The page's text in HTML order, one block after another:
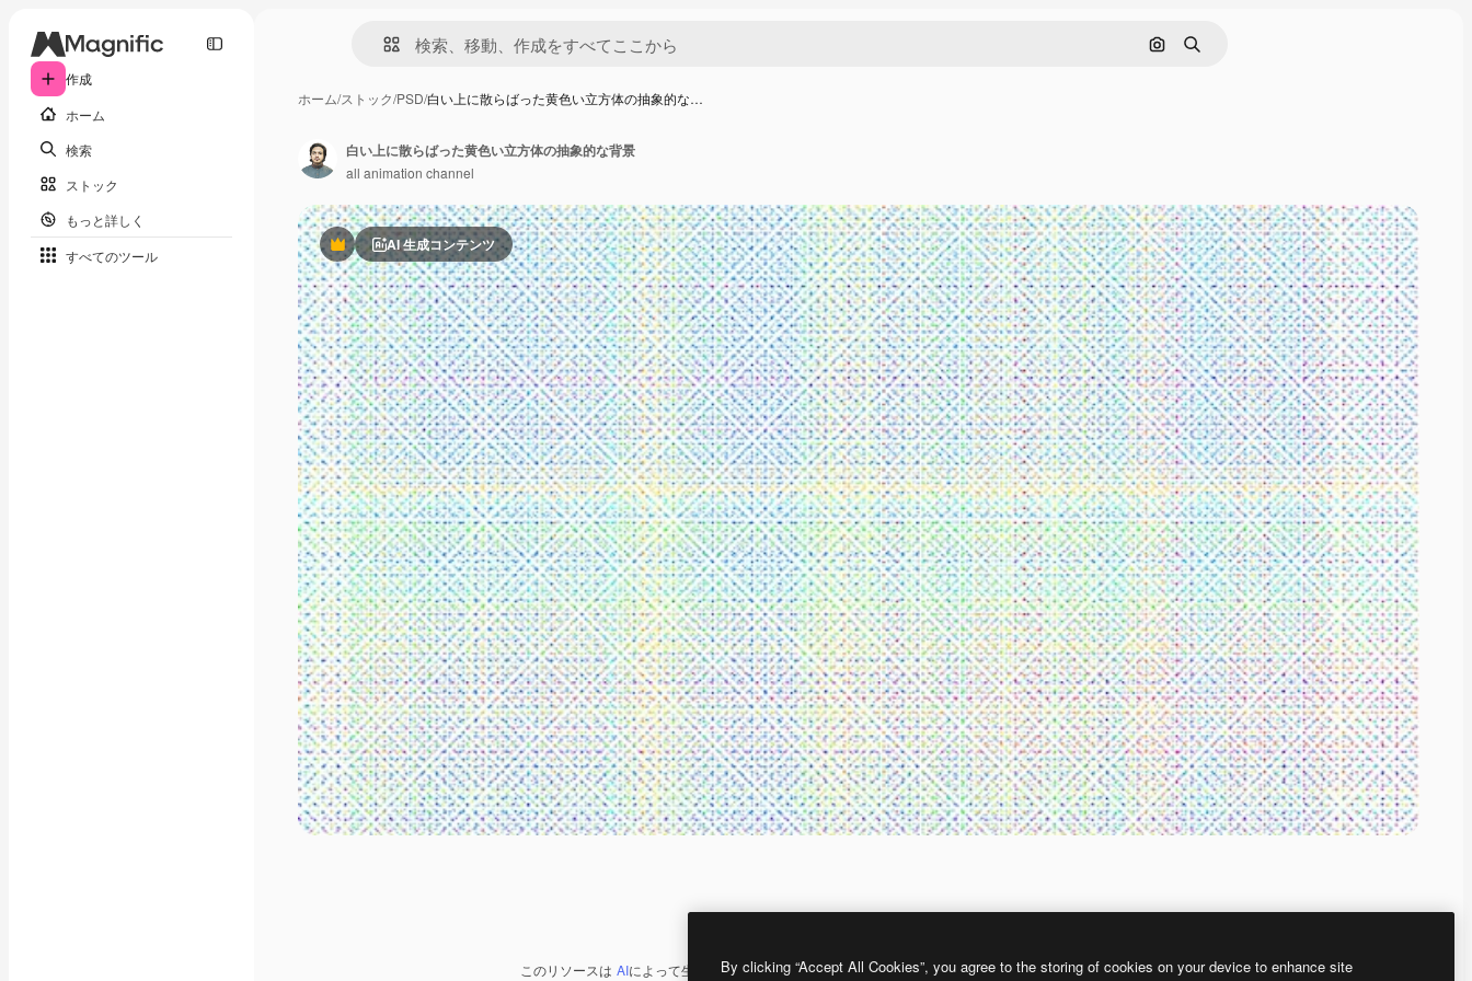
作成
ホーム
検索
ストック
もっと詳しく
すべてのツール
画像で検索
検索
ホーム/ストック/PSD/白い上に散らばった黄色い立方体の抽象的な…
PremiumAI 生成コンテンツ
このリソースは AIによって生成されたものです。 AI画像生成ツールを使うと、あなた独自の画像を作成できます。
白い上に散らばった黄色い立方体の抽象的な背景
all animation channel
By clicking “Accept All Cookies”, you agree to the storing of cookies on your device to enhance site